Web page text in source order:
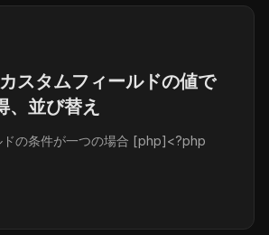
スタムフィールドの値で
、並び替え
ドの条件が一つの場合 [php]<?php